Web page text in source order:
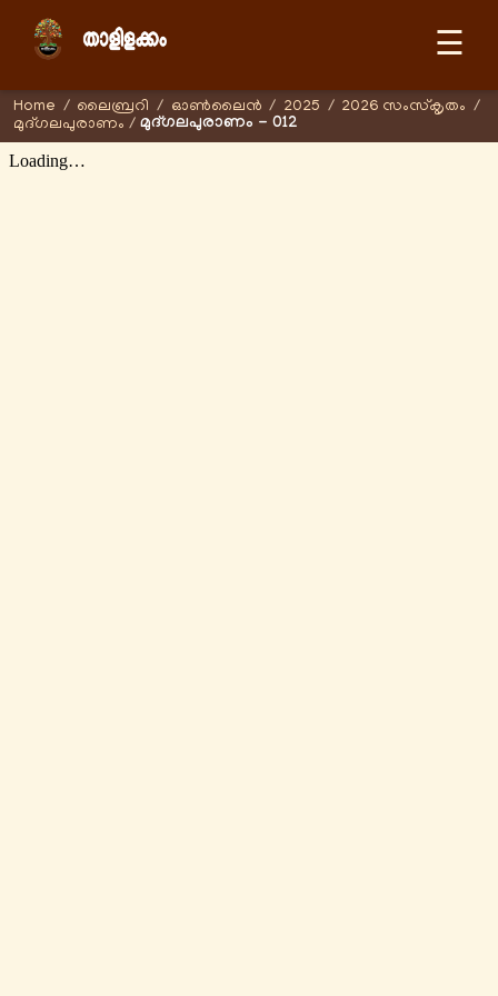
☰
Home / ലൈബ്രറി / ഓണ്‍ലൈന്‍ / 2025 / 2026 സംസ്കൃതം /
മുദ്ഗലപുരാണം / മുദ്ഗലപുരാണം - 012